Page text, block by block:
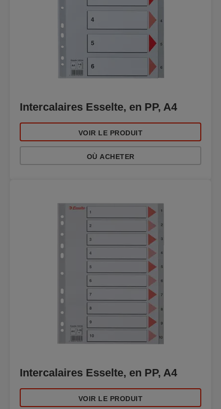
Intercalaires Esselte, en PP, A4
VOIR LE PRODUIT
OÙ ACHETER
Intercalaires Esselte, en PP, A4
VOIR LE PRODUIT